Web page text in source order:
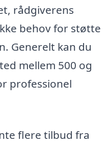
rådgiverens
behov for støtte
Generelt kan du
mellem 500 og
professionel
flere tilbud fra